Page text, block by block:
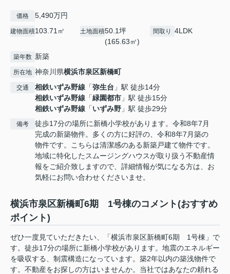
価格 5,490万円
建物面積103.71㎡ 土地面積50.1坪
(165.63㎡)
間取り 4LDK
築年数 新築
所在地 神奈川県横浜市泉区新橋町
交通 相鉄いずみ野線 「弥生台 」駅 徒歩14分
相鉄いずみ野線 「緑園都市 」駅 徒歩15分
相鉄いずみ野線 「いずみ野 」駅 徒歩29分
備考
徒歩17分の場所に新橋小学校があります。令和8年7月
完成の新築物件。多くの方に好評の、令和8年7月築の
物件です。こちらは清潔感のある新築戸建て物件です。
地域に特化したスムージングハウスが取り扱う不動産情
報をご紹介致しますので、詳細情報が気になる方は、お
気軽にお問い合わせくださいませ。
横浜市泉区新橋町6期 1号棟のコメント(おすすめ
ポイント)
ぜひ一度見ていただきたい、「横浜市泉区新橋町6期 1号棟」で
す。徒歩17分の場所に新橋小学校があります。地震のエネルギー
を吸収する、制震構造になっています。築2年以内の築浅物件で
す。不動産をお探しの方はいませんか。当社ではあなたの頼れる